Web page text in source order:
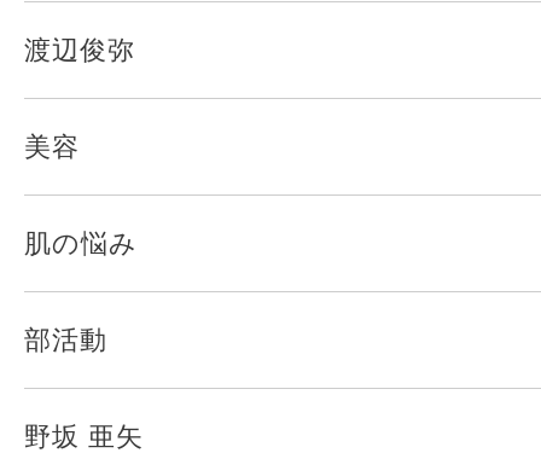
渡辺俊弥
美容
肌の悩み
部活動
野坂 亜矢